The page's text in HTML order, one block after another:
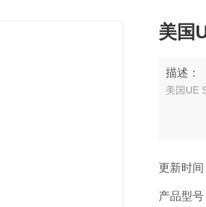
美国
描述：
美国UE
更新时间
产品型号